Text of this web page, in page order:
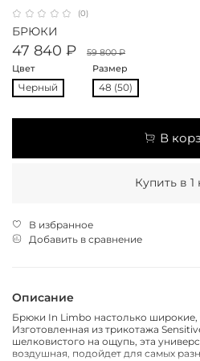
(0)
БРЮКИ
47 840 ₽
59 800 ₽
Цвет
Черный
Размер
48 (50)
В
Купить в 1
В избранное
Добавить в сравнение
Описание
Брюки In Limbo настолько
Изготовленная из трикотажа
шелковистого на ощупь, эта
воздушная, подойдет для самых